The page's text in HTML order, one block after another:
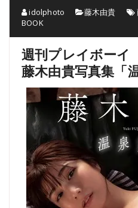
idolphoto 藤木由貴
BOOK
週刊プレイボーイ
藤木由貴写真集「